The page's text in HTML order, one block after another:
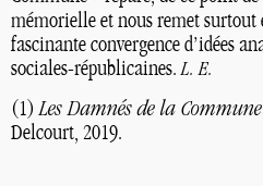
mémorielle et nous remet surtout
fascinante convergence d’idées
sociales-républicaines.L. E.
(1)Les Damnés de la Commune
Delcourt, 2019.